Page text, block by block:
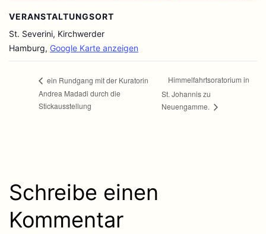
VERANSTALTUNGSORT
St. Severini, Kirchwerder
Hamburg, Google Karte anzeigen
ein Rundgang mit der Kuratorin
Andrea Madadi durch die
Stickausstellung
Himmelfahrtsoratorium in
St. Johannis zu
Neuengamme.
Schreibe einen
Kommentar